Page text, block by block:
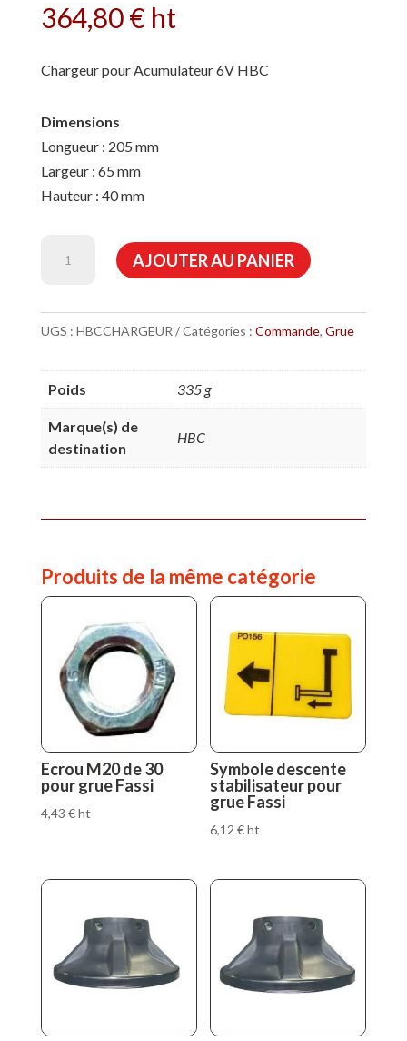
364,80€ ht
Chargeur pour Acumulateur 6V HBC
Dimensions
Longueur : 205 mm
Largeur : 65 mm
Hauteur : 40 mm
AJOUTER AU PANIER
UGS : HBCCHARGEUR Catégories : Commande, Grue
Poids 335 g
Marque(s) de
destination
HBC
Produits de la même catégorie
Ecrou M20 de 30
pour grue Fassi
4,43 €ht
Symbole descente
stabilisateur pour
grue Fassi
6,12€ht